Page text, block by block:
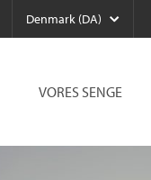
Denmark (DA)
VORES SENGE